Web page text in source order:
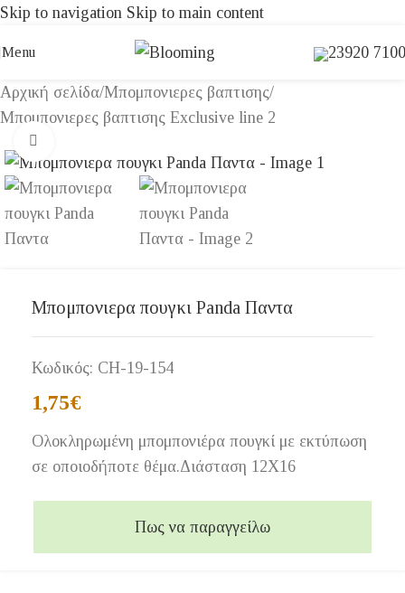
Skip to navigation Skip to main content
Menu 23920
Αρχική σελίδα/Μπομπονιερες βαπτισης/
Μπομπονιερες βαπτισης Exclusive line 2
Μπομπονιερα πουγκι Panda Παντα
Κωδικός: CH-19-154
1,75€
Ολοκληρωμένη μπομπονιέρα πουγκί με εκτύπωση
σε οποιοδήποτε θέμα.Διάσταση 12Χ16
Πως να παραγγείλω